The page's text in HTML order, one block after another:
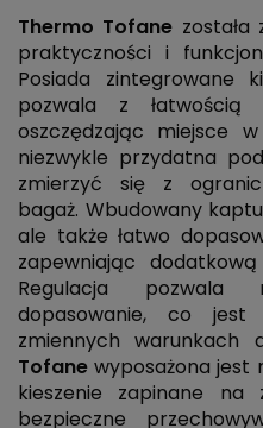
Thermo Tofane
praktyczności i
Posiada zintegrowane
pozwala z
oszczędzając miejsce
niezwykle przydatna
zmierzyć się z
bagaż. Wbudowany
ale także łatwo
zapewniając
Regulacja pozwala
dopasowanie, co
zmiennych warunkach
Tofane wyposażona jest
kieszenie zapinane na
bezpieczne